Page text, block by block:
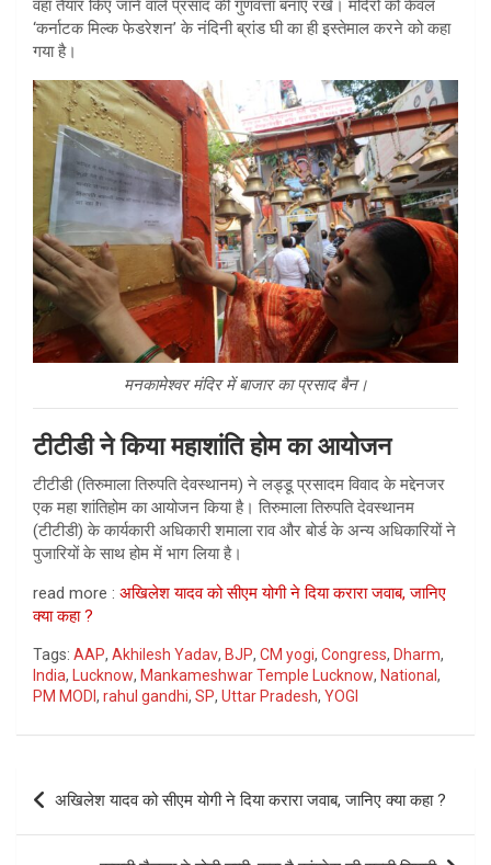
वहां तैयार किए जाने वाले प्रसाद की गुणवत्ता बनाए रखें। मंदिरों को केवल
‘कर्नाटक मिल्क फेडरेशन’ के नंदिनी ब्रांड घी का ही इस्तेमाल करने को कहा
गया है।
मनकामेश्वर मंदिर में बाजार का प्रसाद बैन।
टीटीडी ने किया महाशांति होम का आयोजन
टीटीडी (तिरुमाला तिरुपति देवस्थानम) ने लड्डू प्रसादम विवाद के मद्देनजर
एक महा शांतिहोम का आयोजन किया है। तिरुमाला तिरुपति देवस्थानम
(टीटीडी) के कार्यकारी अधिकारी शमाला राव और बोर्ड के अन्य अधिकारियों ने
पुजारियों के साथ होम में भाग लिया है।
read more : अखिलेश यादव को सीएम योगी ने दिया करारा जवाब, जानिए
क्या कहा ?
Tags: AAP, Akhilesh Yadav, BJP, CM yogi, Congress, Dharm,
India, Lucknow, Mankameshwar Temple Lucknow, National,
PM MODI , rahul gandhi, SP, Uttar Pradesh, YOGI
Post
navigation
अखिलेश यादव को सीएम योगी ने दिया करारा जवाब, जानिए क्या कहा ?